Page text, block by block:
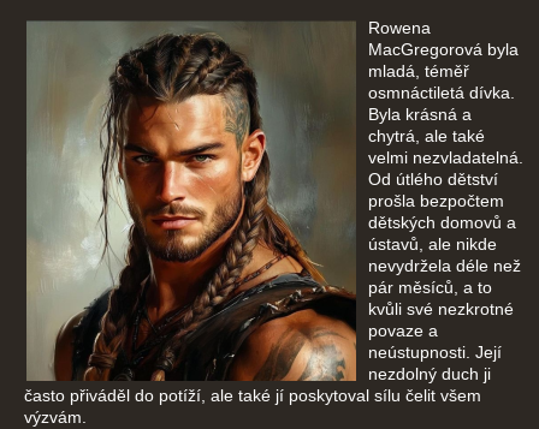
Rowena
MacGregorová byla
mladá, téměř
osmnáctiletá dívka.
Byla krásná a
chytrá, ale také
velmi nezvladatelná.
Od útlého dětství
prošla bezpočtem
dětských domovů a
ústavů, ale nikde
nevydržela déle než
pár měsíců, a to
kvůli své nezkrotné
povaze a
neústupnosti. Její
nezdolný duch ji
často přiváděl do potíží, ale také jí poskytoval sílu čelit všem
výzvám.